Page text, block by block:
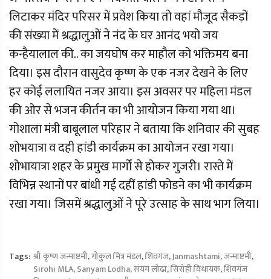
लिटाकर मंदिर परिसर में प्रवेश किया तो वहां मौजूद सैकड़ों
की संख्या में श्रद्धालुओं ने नंद के घर आनंद भयो जय
कन्हैयालाल की.. का जयघोष कर माहौल को भक्तिमय बना
दिया। इस दौरान वासुदेव कृष्ण के एक नजर देखने के लिए
हर कोई ललायित नजर आया। इस अवसर पर महिला मंडल
की ओर से भजन कीर्तन का भी आयोजन किया गया था।
गोशाला मंत्री बाबूलाल परिहार ने बताया कि शनिवार की सुबह
शोभयात्रा व दही हांडी कार्यक्रम का आयोजन रखा गया।
शोभायात्रा शहर के प्रमुख मार्गो से होकर गुजरी। रास्ते में
विभिन्न स्थानों पर बांधी गई दहीं हांडी फोडने का भी कार्यक्रम
रखा गया। जिसमें श्रद्धालुओं ने पूरे उत्साह के साथ भाग लिया।
Tags: श्री कृष्ण जन्माष्टमी,गोकुल मित्र मंडल,शिवगंज,Janmashtami,जन्माष्टमी,
Sirohi MLA,Sanyam Lodha,संयम लोढा,सिरोही विधायक,शिवगंज